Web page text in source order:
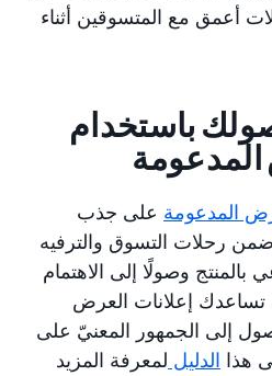
أعمق مع المتسوقين أثناء
باستخدام
المدعومة
المدعومة على جذب
رحلات التسوق والترفيه
بالمنتج وصولًا إلى الاهتمام
تساعدك إعلانات العرض
إلى الجمهور المعنيّ على
الدليل لمعرفة المزيد